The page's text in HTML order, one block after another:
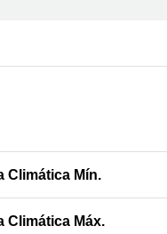
Climática Mín.
Climática Máx.